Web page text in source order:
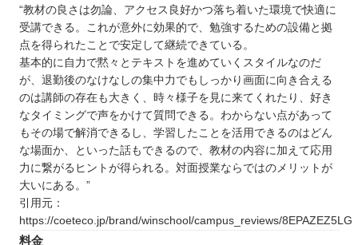
“教材の良さは勿論、アクセス良好かつ落ち着いた環境で快適に
受講できる。これが意外に効果的で、勉強するための設備と拠
点を得られたことで安定して継続できている。
基本的に自力で黙々とテキストを進めていくスタイルなのだ
が、退勤後のなけなしの集中力でもしっかり画面に向き合える
のは講師の存在も大きく、時々様子を見に来てくれたり、好き
なタイミングで声をかけて質問できる。わからない点があって
もその場で解消できるし、学習したことを活用できるのはどん
な場面か、といった話もできるので、教材の内容に加えて応用
力に繋がるヒントが得られる。対面授業ならではのメリットが
大いにある。”
引用元：
https://coeteco.jp/brand/winschool/campus_reviews/8EPAZEZ5LG
料金